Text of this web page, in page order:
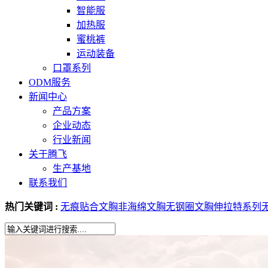
智能服
加热服
蜜桃裤
运动装备
口罩系列
ODM服务
新闻中心
产品方案
企业动态
行业新闻
关于腾飞
生产基地
联系我们
热门关键词 : 无痕贴合文胸非海绵文胸无钢圈文胸伸拉特系列